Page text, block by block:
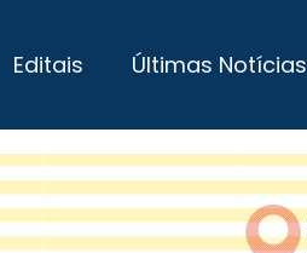
Editais Últimas Notícias